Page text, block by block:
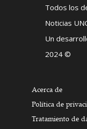
Todos los
Noticias
Un
2024 ©
Acerca de
Política de
Tratamiento de